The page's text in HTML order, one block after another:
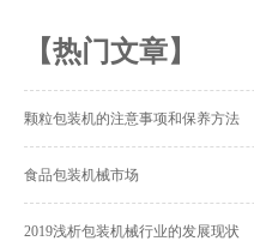
【热门文章】
颗粒包装机的注意事项和保养方法
食品包装机械市场
2019浅析包装机械行业的发展现状